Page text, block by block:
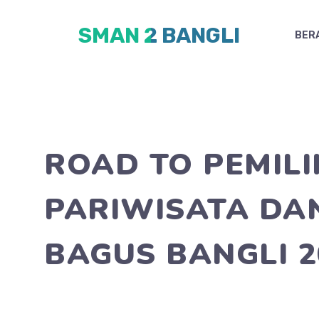
SMAN 2 BANGLI
ROAD TO
PARIWISATA
BAGUS BANGLI